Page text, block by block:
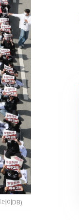
데이DB)